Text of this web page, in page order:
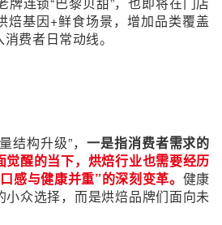
焙基因+鲜食场景，增加品类覆盖
费者日常动线。
结构升级”， 一是指消费者需求的
觉醒的当下，烘焙行业也需要经历
感与健康并重”的深刻变革。 健康
小众选择，而是烘焙品牌们面向未